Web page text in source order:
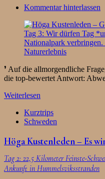
Kommentar hinterlassen
❜ Auf die allmorgendliche
die top-bewertet Antwort:
Weiterlesen
Kurztrips
Schweden
Höga Kustenleden – Es
Tag 2: 22,5 Kilometer Feinste-
Ankunft in Hummelsviksstranden